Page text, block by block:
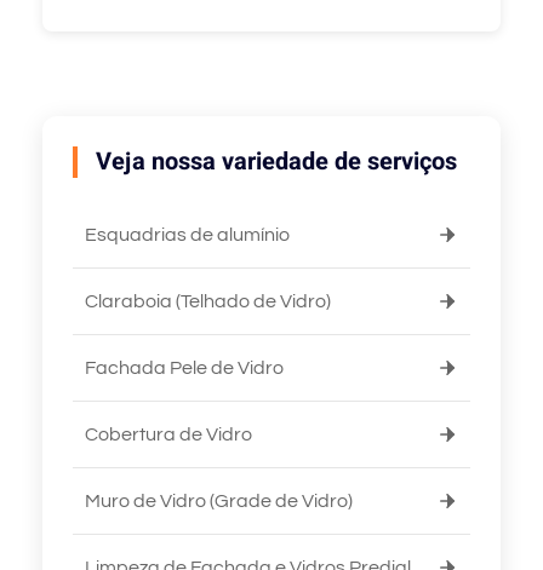
Veja nossa variedade de serviços
Esquadrias de alumínio
Claraboia (Telhado de Vidro)
Fachada Pele de Vidro
Cobertura de Vidro
Muro de Vidro (Grade de Vidro)